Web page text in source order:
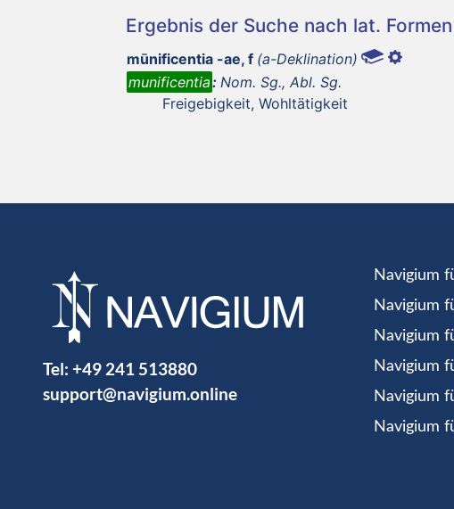
Ergebnis der Suche nach lat. Formen
mūnificentia -ae, f (a-Deklination)
munificentia: Nom. Sg., Abl. Sg.
Freigebigkeit, Wohltätigkeit
Tel: +49 241 513880
support@navigium.online
Navigium
Navigium
Navigium
Navigium
Navigium
Navigium